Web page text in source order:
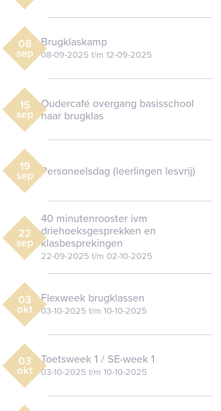
08
sep
Brugklaskamp
08-09-2025 t/m 12-09-2025
15
sep
Oudercafé overgang basisschool
naar brugklas
19
sep Personeelsdag (leerlingen lesvrij)
22
sep
40 minutenrooster ivm
driehoeksgesprekken en
klasbesprekingen
22-09-2025 t/m 02-10-2025
03
okt
Flexweek brugklassen
03-10-2025 t/m 10-10-2025
03
okt
Toetsweek 1 / SE-week 1
03-10-2025 t/m 10-10-2025